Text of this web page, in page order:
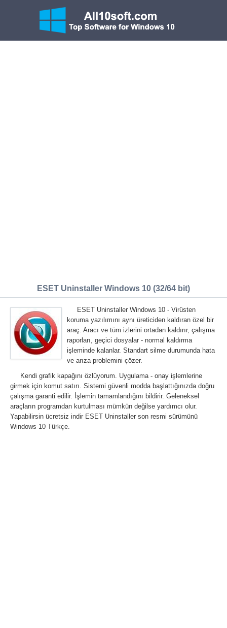
ESET Uninstaller Windows 10 (32/64 bit)
ESET Uninstaller Windows 10 - Virüsten
koruma yazılımını aynı üreticiden kaldıran özel bir
araç. Aracı ve tüm izlerini ortadan kaldırır, çalışma
raporları, geçici dosyalar - normal kaldırma
işleminde kalanlar. Standart silme durumunda hata
ve arıza problemini çözer.
Kendi grafik kapağını özlüyorum. Uygulama - onay işlemlerine
girmek için komut satırı. Sistemi güvenli modda başlattığınızda doğru
çalışma garanti edilir. İşlemin tamamlandığını bildirir. Geleneksel
araçların programdan kurtulması mümkün değilse yardımcı olur.
Yapabilirsin ücretsiz indir ESET Uninstaller son resmi sürümünü
Windows 10 Türkçe.